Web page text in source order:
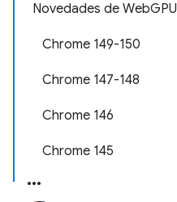
Novedades de WebGPU
Chrome 149-150
Chrome 147-148
Chrome 146
Chrome 145